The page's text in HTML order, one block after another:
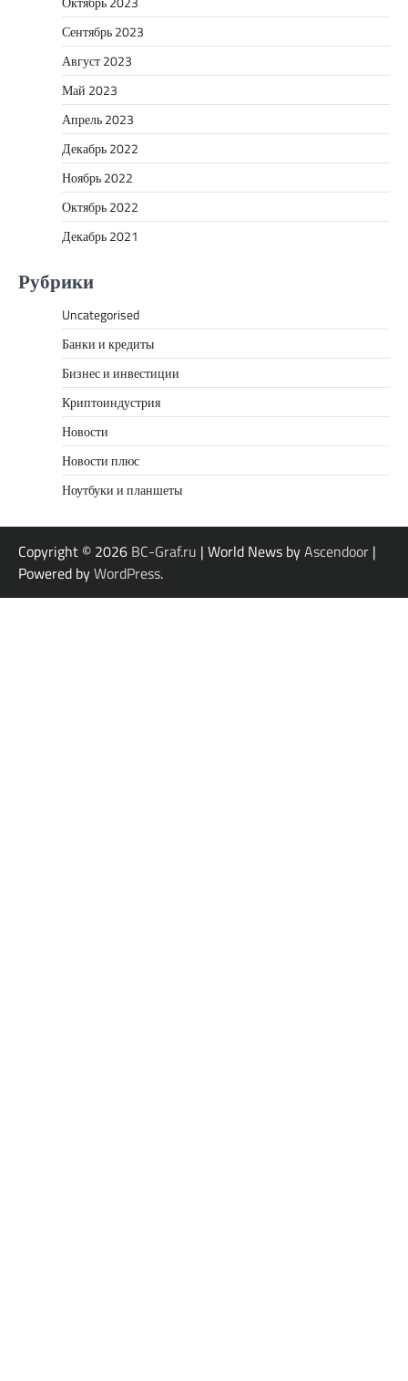
Сентябрь 2023
Август 2023
Май 2023
Апрель 2023
Декабрь 2022
Ноябрь 2022
Октябрь 2022
Декабрь 2021
Рубрики
Uncategorised
Банки и кредиты
Бизнес и инвестиции
Криптоиндустрия
Новости
Новости плюс
Ноутбуки и планшеты
Copyright © 2026 BC-Graf.ru | World News byAscendoor |
Powered byWordPress.